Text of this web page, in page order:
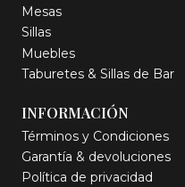
Mesas
Sillas
Muebles
Taburetes & Sillas de Bar
INFORMACIÓN
Términos y Condiciones
Garantía & devoluciones
Política de privacidad